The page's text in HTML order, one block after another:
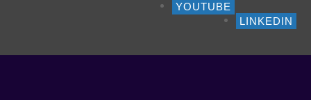
YOUTUBE
LINKEDIN